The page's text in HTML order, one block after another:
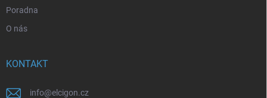
Poradna
O nás
KONTAKT
info@elcigon.cz